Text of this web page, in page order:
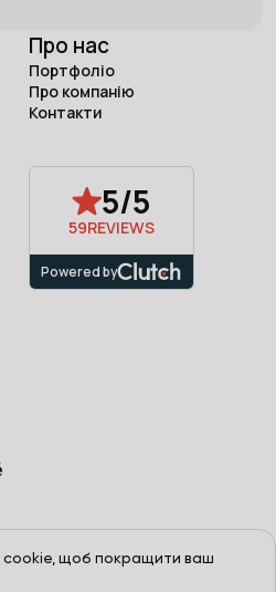
cookie, щоб покращити ваш
Про нас
Портфоліо
Про компанію
Контакти
5/5
59REVIEWS
Powered by